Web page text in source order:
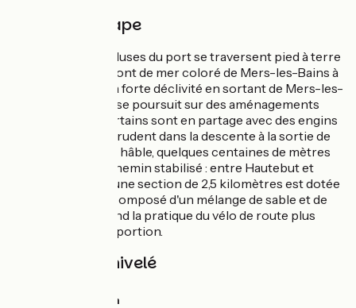
Détail de l'étape
Au Tréport, les écluses du port se traversent pied à terre
puis on longe le front de mer coloré de Mers-les-Bains à
vélo. Attention à la forte déclivité en sortant de Mers-les-
Bains. L'itinéraire se poursuit sur des aménagements
cyclables dont certains sont en partage avec des engins
agricoles. Soyez prudent dans la descente à la sortie de
Ault. Enfin, dans le hâble, quelques centaines de mètres
se feront sur un chemin stabilisé : entre Hautebut et
Cayeux-sur-Mer, une section de 2,5 kilomètres est dotée
d'un revêtement composé d'un mélange de sable et de
graviers, ce qui rend la pratique du vélo de route plus
délicate sur cette portion.
Pentes et dénivelé
112m